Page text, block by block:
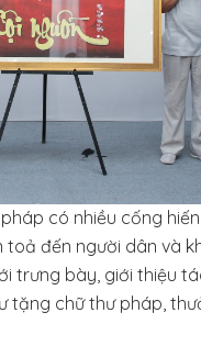
có nhiều cống
đến người dân và
trưng bày, giới thiệu
tặng chữ thư pháp,